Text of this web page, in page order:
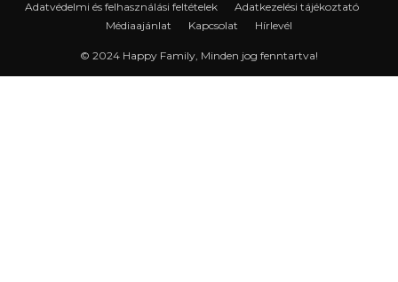
Adatvédelmi és felhasználási feltételek
Adatkezelési tájékoztató
Médiaajánlat
Kapcsolat Hírlevél
© 2024 Happy Family, Minden jog fenntartva!